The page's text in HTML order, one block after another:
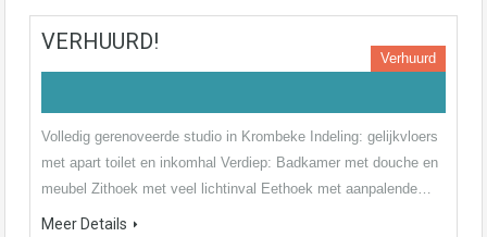
VERHUURD!
Verhuurd
Volledig gerenoveerde studio in Krombeke Indeling: gelijkvloers
met apart toilet en inkomhal Verdiep: Badkamer met douche en
meubel Zithoek met veel lichtinval Eethoek met aanpalende…
Meer Details